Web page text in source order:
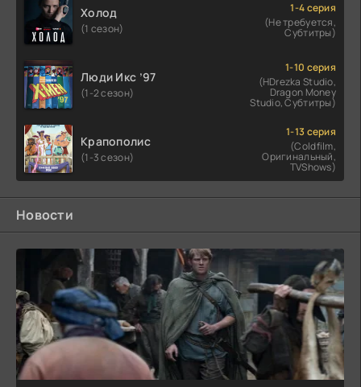
Холод
(1 сезон)
1-4 серия
(Не требуется,
Субтитры)
Люди Икс ’97
(1-2 сезон)
1-10 серия
(HDrezka Studio,
Dragon Money
Studio, Субтитры)
Крапополис
(1-3 сезон)
1-13 серия
(Coldfilm,
Оригинальный,
TVShows)
Новости